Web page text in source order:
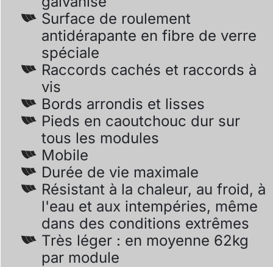
Surface de roulement
antidérapante en fibre de verre
spéciale
Raccords cachés et raccords à
vis
Bords arrondis et lisses
Pieds en caoutchouc dur sur
tous les modules
Mobile
Durée de vie maximale
Résistant à la chaleur, au froid, à
l'eau et aux intempéries, même
dans des conditions extrêmes
Très léger : en moyenne 62kg
par module